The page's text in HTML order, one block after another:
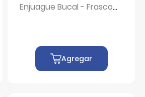
Enjuague Bucal - Frasco
Agregar